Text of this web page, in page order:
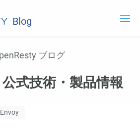
Blog
ブログ
式技術・製品情報
Envoy